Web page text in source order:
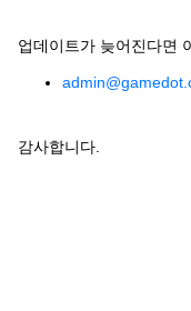
업데이트가 늦어진다면
감사합니다.